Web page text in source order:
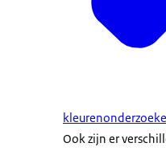
Ook zijn er